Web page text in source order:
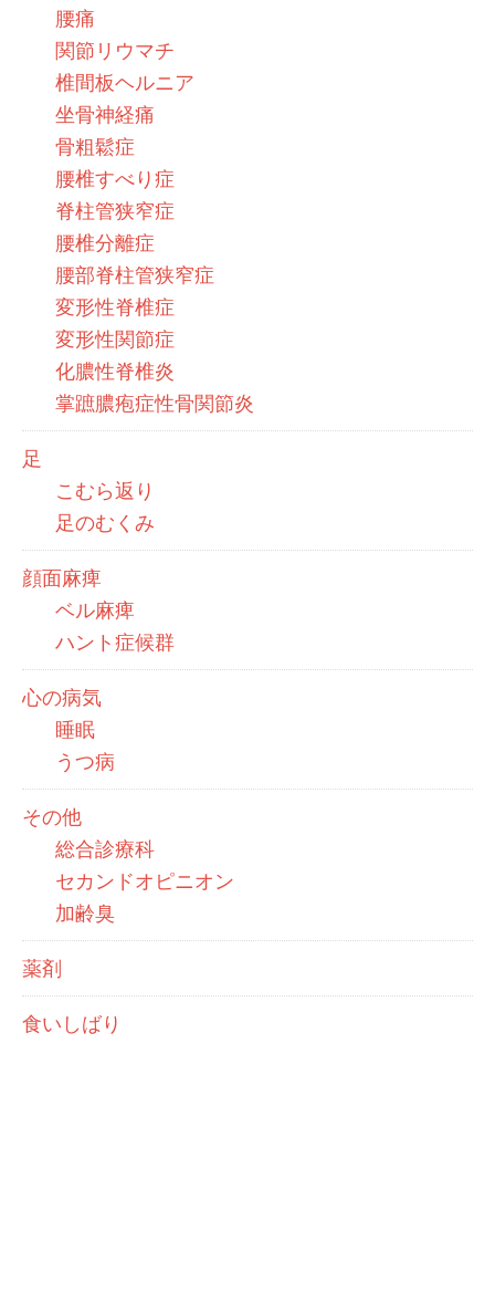
腰痛
関節リウマチ
椎間板ヘルニア
坐骨神経痛
骨粗鬆症
腰椎すべり症
脊柱管狭窄症
腰椎分離症
腰部脊柱管狭窄症
変形性脊椎症
変形性関節症
化膿性脊椎炎
掌蹠膿疱症性骨関節炎
足
こむら返り
足のむくみ
顔面麻痺
ベル麻痺
ハント症候群
心の病気
睡眠
うつ病
その他
総合診療科
セカンドオピニオン
加齢臭
薬剤
食いしばり